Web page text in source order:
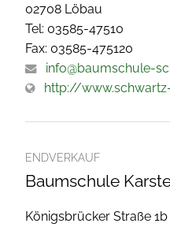
02708 Löbau
Tel: 03585-47510
Fax: 03585-475120
info@baumschule-
http://
ENDVERKAUF
Baumschule
Königsbrücker Straße 1b